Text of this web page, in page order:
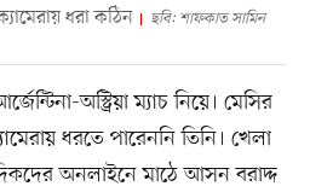
ধরা কঠিন
ছবি: শাফকাত সামিন
অস্ট্রিয়া ম্যাচ নিয়ে। মেসির
ধরতে পারেননি তিনি। খেলা
অনলাইনে মাঠে আসন বরাদ্দ